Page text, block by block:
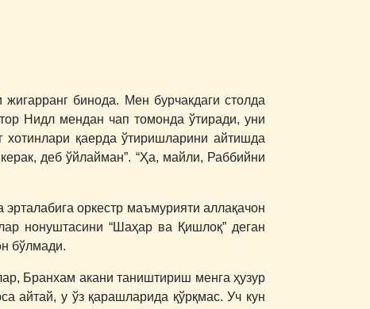
бинода. Мен бурчакдаги столда
Нидл мендан чап томонда ўтиради, уни
хотинлари қаерда ўтиришларини айтишда
деб ўйлайман”. “Ҳа, майли, Раббийни
оркестр маъмурияти аллақачон
нонуштасини “Шаҳар ва Қишлоқ” деган
бўлмади.
Бранхам акани таништириш менга ҳузур
айтай, у ўз қарашларида қўрқмас. Уч кун